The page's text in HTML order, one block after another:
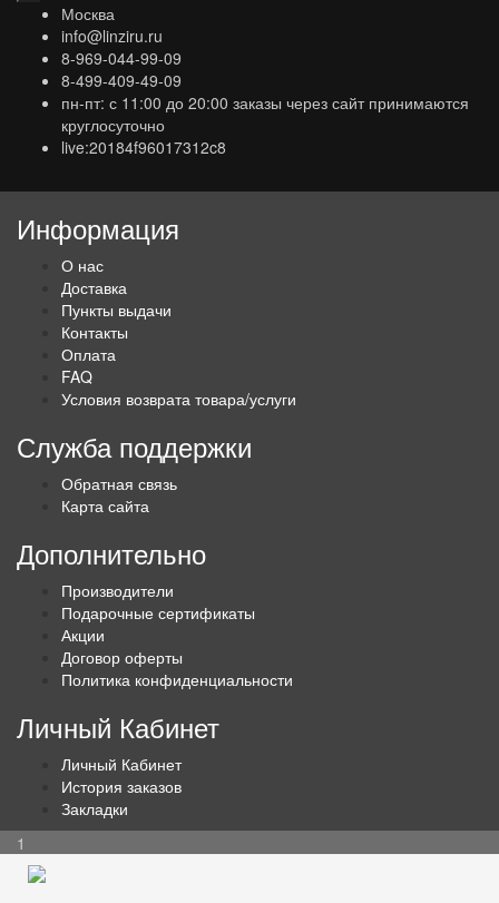
Москва
info@linziru.ru
8-969-044-99-09
8-499-409-49-09
пн-пт: с 11:00 до 20:00 заказы через сайт принимаются
круглосуточно
live:20184f96017312c8
Информация
О нас
Доставка
Пункты выдачи
Контакты
Оплата
FAQ
Условия возврата товара/услуги
Служба поддержки
Обратная связь
Карта сайта
Дополнительно
Производители
Подарочные сертификаты
Акции
Договор оферты
Политика конфиденциальности
Личный Кабинет
Личный Кабинет
История заказов
Закладки
1